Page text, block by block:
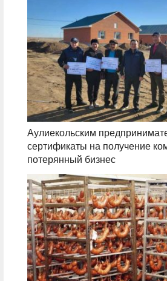
Аулиекольским
сертификаты на получение
потерянный бизнес